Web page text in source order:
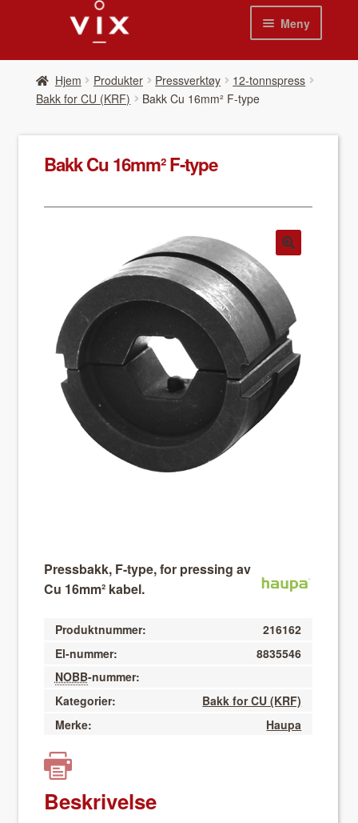
Hopp
til
navigasjon
Hopp
til
innhold
Meny
Hjem
Om oss
Kon­takt oss
Våre leverandør­er
About VIX
Hjem Pro­duk­ter Pressverktøy
12-tonnspress
Bakk for CU (KRF)
Bakk Cu 16mm² F-type
Bakk Cu 16mm² F-type
Pressbakk, F-type, for pressing av
Cu 16mm² kabel.
Produktnummer:
216162
El-nummer:
8835546
NOBB-nummer:
Kategorier:
Bakk for CU (KRF)
Merke:
Haupa
Beskrivelse